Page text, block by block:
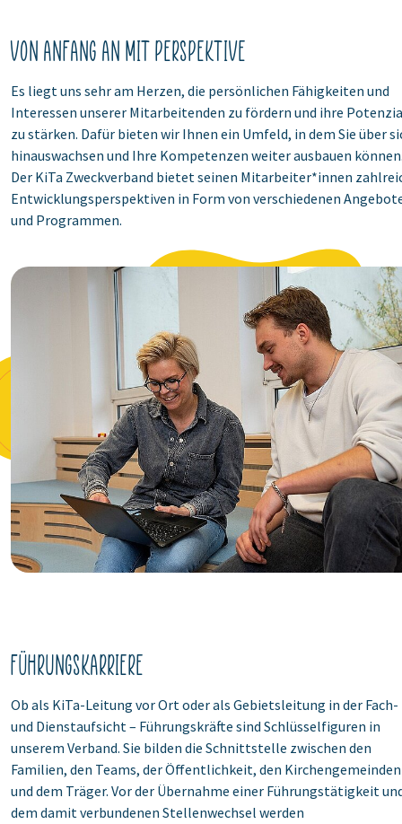
Von Anfang an mit Perspektive
Es liegt uns sehr am Herzen, die persönlichen Fähigkeiten und
Interessen unserer Mitarbeitenden zu fördern und ihre
zu stärken. Dafür bieten wir Ihnen ein Umfeld, in dem Sie über
hinauswachsen und Ihre Kompetenzen weiter ausbauen
Der KiTa Zweckverband bietet seinen Mitarbeiter*innen
Entwicklungsperspektiven in Form von verschiedenen
und Programmen.
Führungskarriere
Ob als KiTa-Leitung vor Ort oder als Gebietsleitung in der Fach-
und Dienstaufsicht – Führungskräfte sind Schlüsselfiguren in
unserem Verband. Sie bilden die Schnittstelle zwischen den
Familien, den Teams, der Öffentlichkeit, den Kirchengemeinden
und dem Träger. Vor der Übernahme einer Führungstätigkeit
dem damit verbundenen Stellenwechsel werden